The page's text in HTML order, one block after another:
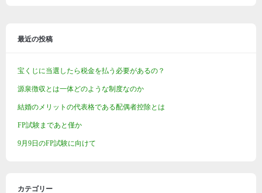
最近の投稿
宝くじに当選したら税金を払う必要があるの？
源泉徴収とは一体どのような制度なのか
結婚のメリットの代表格である配偶者控除とは
FP試験まであと僅か
9月9日のFP試験に向けて
カテゴリー